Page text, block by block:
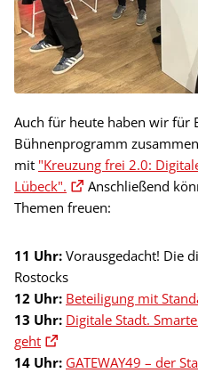
Auch für heute haben wir für
Bühnenprogramm
mit "Kreuzung frei 2.0:
Lübeck".
Anschließend
Themen freuen:
11 Uhr: Vorausgedacht! Die
Rostocks
12 Uhr: Beteiligung mit
13 Uhr: Digitale Stadt.
geht
14 Uhr: GATEWAY49 – der